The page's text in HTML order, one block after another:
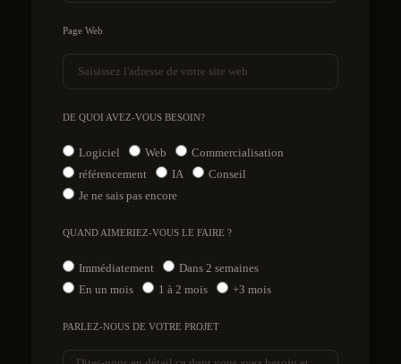
Page Web
DE QUOI AVEZ-VOUS BESOIN?
Logiciel Web
Commercialisation
référencement
IA
Conseil
Je ne sais pas encore
QUAND AIMERIEZ-VOUS LE FAIRE ?
Immédiatement
Dans 2 semaines
En un mois
1 à 2 mois +3 mois
PARLEZ-NOUS DE VOTRE PROJET